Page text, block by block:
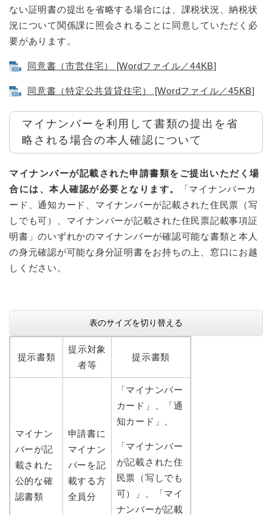
ない証明書の提出を省略する場合には、課税状況、納税状
況について関係課に照会されることに同意していただく必
要があります。
同意書（市営住宅） [Wordファイル／44KB]
同意書（特定公共賃貸住宅） [Wordファイル／45KB]
マイナンバーを利用して書類の提出を省
略される場合の本人確認について
マイナンバーが記載された申請書類をご提出いただく場
合には、本人確認が必要となります。
「マイナンバーカ
ード、通知カード、マイナンバーが記載された住民票（写
しでも可）、マイナンバーが記載された住民票記載事項証
明書」のいずれかのマイナンバーが確認可能な書類と本人
の身元確認が可能な身分証明書をお持ちの上、窓口にお越
しください。
表のサイズを切り替える
提示書類
提示対象
者等
提示書類
マイナン
バーが記
載された
公的な確
認書類
申請書に
マイナン
バーを記
載する方
全員分
「マイナンバー
カード」、「通
知カード」、
「マイナンバー
が記載された住
民票（写しでも
可）」、「マイ
ナンバーが記載